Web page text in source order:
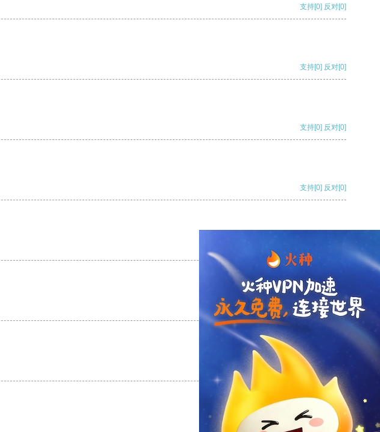
支持[0] 反对[0]
支持[0] 反对[0]
支持[0] 反对[0]
支持[0] 反对[0]
支持 [0] 反对[0]
支持[0] 反对
支持[0] 反对[0]